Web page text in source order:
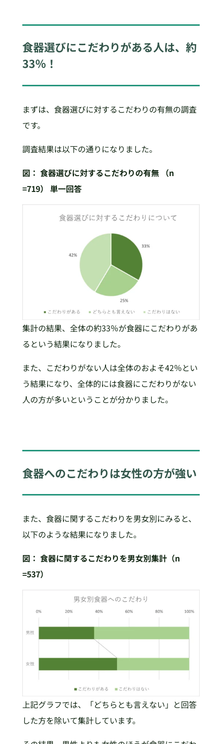
食器選びにこだわりがある人は、約
33％！
まずは、食器選びに対するこだわりの有無の調査
です。
調査結果は以下の通りになりました。
図： 食器選びに対するこだわりの有無 （n
=719） 単一回答
集計の結果、全体の約33％が食器にこだわりがあ
るという結果になりました。
また、こだわりがない人は全体のおよそ42％とい
う結果になり、全体的には食器にこだわりがない
人の方が多いということが分かりました。
食器へのこだわりは女性の方が強い
また、食器に関するこだわりを男女別にみると、
以下のような結果になりました。
図： 食器に関するこだわりを男女別集計（n
=537）
上記グラフでは、「どちらとも言えない」と回答
した方を除いて集計しています。